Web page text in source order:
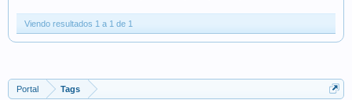
Viendo resultados 1 a 1 de 1
Portal Tags